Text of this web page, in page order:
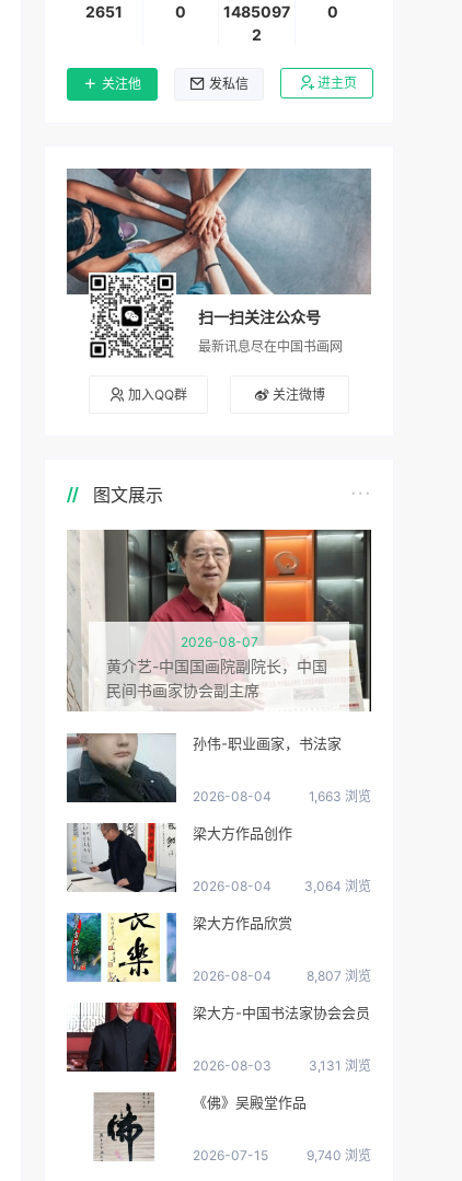
2651 0
1485097
2
0
关注他 发私信 进主页
扫一扫关注公众号
最新讯息尽在中国书画网
加入QQ群 关注微博
图文展示
2026-08-07
黄介艺-中国国画院副院长，中国
民间书画家协会副主席
孙伟-职业画家，书法家
2026-08-04 1,663 浏览
梁大方作品创作
2026-08-04 3,064 浏览
梁大方作品欣赏
2026-08-04 8,807 浏览
梁大方-中国书法家协会会员
2026-08-03 3,131 浏览
《佛》吴殿堂作品
2026-07-15 9,740 浏览